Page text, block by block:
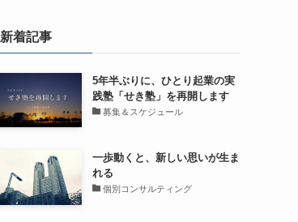
新着記事
5年半ぶりに、ひとり起業の実
践塾「せき塾」を再開します
募集＆スケジュール
一歩動くと、新しい思いが生ま
れる
個別コンサルティング